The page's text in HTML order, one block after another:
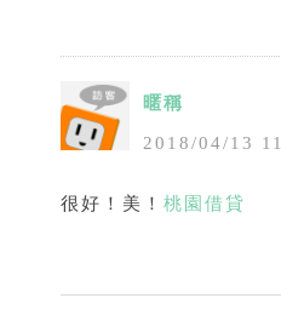
暱稱
2018/04/13
很好！美！ 桃園借貸